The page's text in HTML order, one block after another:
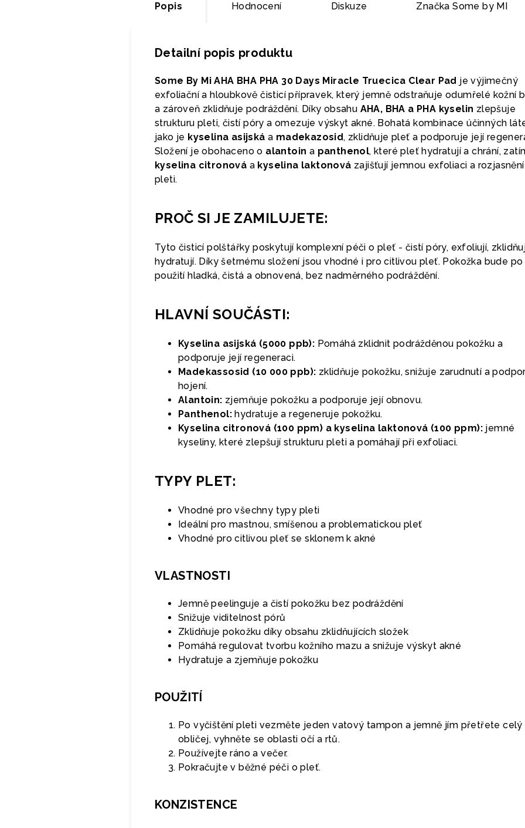
Popis Hodnocení Diskuze Značka Some by MI
Detailní popis produktu
Some By Mi AHA BHA PHA 30 Days Miracle Truecica Clear Pad je výjimečný
exfoliační a hloubkově čisticí přípravek, který jemně odstraňuje odumřelé kožní
a zároveň zklidňuje podráždění. Díky obsahu AHA, BHA a PHA kyselin zlepšuje
strukturu pleti, čistí póry a omezuje výskyt akné. Bohatá kombinace účinných
jako je kyselina asijská a madekazosid, zklidňuje pleť a podporuje její
Složení je obohaceno o alantoin a panthenol, které pleť hydratují a chrání,
kyselina citronová a kyselina laktonová zajišťují jemnou exfoliaci a rozjasnění
pleti.
PROČ SI JE ZAMILUJETE:
Tyto čisticí polštářky poskytují komplexní péči o pleť - čistí póry, exfoliují,
hydratují. Díky šetrnému složení jsou vhodné i pro citlivou pleť. Pokožka bude po
použití hladká, čistá a obnovená, bez nadměrného podráždění.
HLAVNÍ SOUČÁSTI:
Kyselina asijská (5000 ppb): Pomáhá zklidnit podrážděnou pokožku a
podporuje její regeneraci.
Madekassosid (10 000 ppb): zklidňuje pokožku, snižuje zarudnutí a
hojení.
Alantoin: zjemňuje pokožku a podporuje její obnovu.
Panthenol: hydratuje a regeneruje pokožku.
Kyselina citronová (100 ppm) a kyselina laktonová (100 ppm): jemné
kyseliny, které zlepšují strukturu pleti a pomáhají při exfoliaci.
TYPY PLET:
Vhodné pro všechny typy pleti
Ideální pro mastnou, smíšenou a problematickou pleť
Vhodné pro citlivou pleť se sklonem k akné
VLASTNOSTI
Jemně peelinguje a čistí pokožku bez podráždění
Snižuje viditelnost pórů
Zklidňuje pokožku díky obsahu zklidňujících složek
Pomáhá regulovat tvorbu kožního mazu a snižuje výskyt akné
Hydratuje a zjemňuje pokožku
POUŽITÍ
Po vyčištění pleti vezměte jeden vatový tampon a jemně jím přetřete celý
obličej, vyhněte se oblasti očí a rtů.
Používejte ráno a večer.
Pokračujte v běžné péči o pleť.
KONZISTENCE